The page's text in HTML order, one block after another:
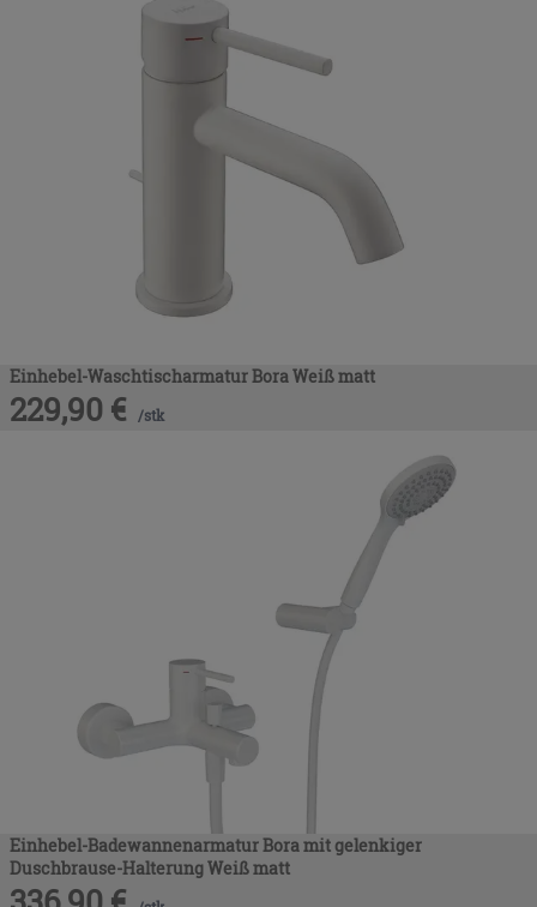
Einhebel-Waschtischarmatur Bora Weiß matt
229,90 € /stk
Einhebel-Badewannenarmatur Bora mit gelenkiger
Duschbrause-Halterung Weiß matt